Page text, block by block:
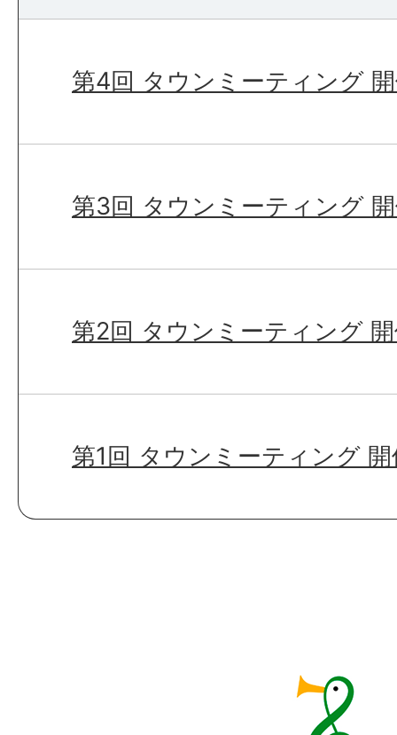
第4回 タウンミーティング
第3回 タウンミーティング
第2回 タウンミーティング
第1回 タウンミーティング